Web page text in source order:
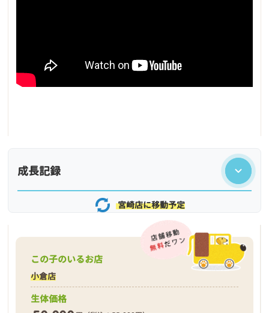
成長記録
宮崎店に移動予定
この子のいるお店
小倉店
生体価格